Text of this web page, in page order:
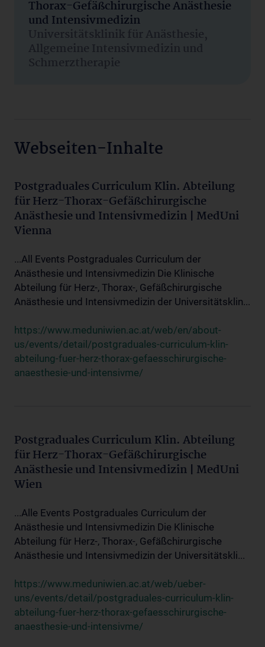
Thorax-Gefäßchirurgische Anästhesie
und Intensivmedizin
Universitätsklinik für Anästhesie,
Allgemeine Intensivmedizin und
Schmerztherapie
Webseiten-Inhalte
Postgraduales Curriculum Klin. Abteilung
für Herz-Thorax-Gefäßchirurgische
Anästhesie und Intensivmedizin | MedUni
Vienna
...All Events Postgraduales Curriculum der
Anästhesie und Intensivmedizin Die Klinische
Abteilung für Herz-, Thorax-, Gefäßchirurgische
Anästhesie und Intensivmedizin der Universitätsklin...
https://www.meduniwien.ac.at/web/en/about-
us/events/detail/postgraduales-curriculum-klin-
abteilung-fuer-herz-thorax-gefaesschirurgische-
anaesthesie-und-intensivme/
Postgraduales Curriculum Klin. Abteilung
für Herz-Thorax-Gefäßchirurgische
Anästhesie und Intensivmedizin | MedUni
Wien
...Alle Events Postgraduales Curriculum der
Anästhesie und Intensivmedizin Die Klinische
Abteilung für Herz-, Thorax-, Gefäßchirurgische
Anästhesie und Intensivmedizin der Universitätskli...
https://www.meduniwien.ac.at/web/ueber-
uns/events/detail/postgraduales-curriculum-klin-
abteilung-fuer-herz-thorax-gefaesschirurgische-
anaesthesie-und-intensivme/